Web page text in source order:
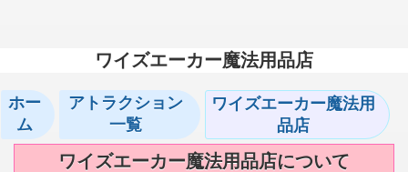
ワイズエーカー魔法用品店
ホー
ム
アトラクション
一覧
ワイズエーカー魔法用
品店
ワイズエーカー魔法用品店について